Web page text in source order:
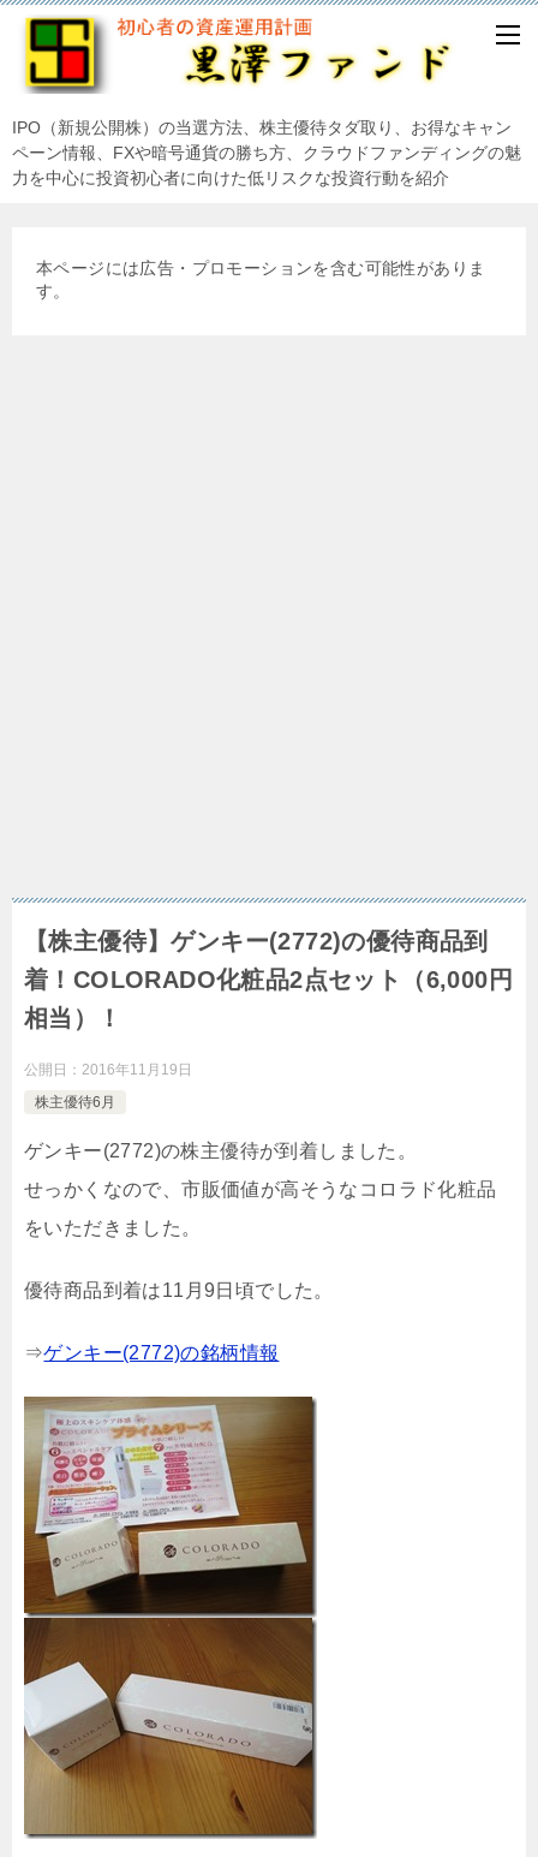
IPO（新規公開株）の当選方法、株主優待タダ取り、お得なキャン
ペーン情報、FXや暗号通貨の勝ち方、クラウドファンディングの魅
力を中心に投資初心者に向けた低リスクな投資行動を紹介
本ページには広告・プロモーションを含む可能性がありま
す。
【株主優待】ゲンキー(2772)の優待商品到
着！COLORADO化粧品2点セット（6,000円
相当）！
公開日： 2016年11月19日
株主優待6月
ゲンキー(2772)の株主優待が到着しました。
せっかくなので、市販価値が高そうなコロラド化粧品
をいただきました。
優待商品到着は11月9日頃でした。
⇒ゲンキー(2772)の銘柄情報